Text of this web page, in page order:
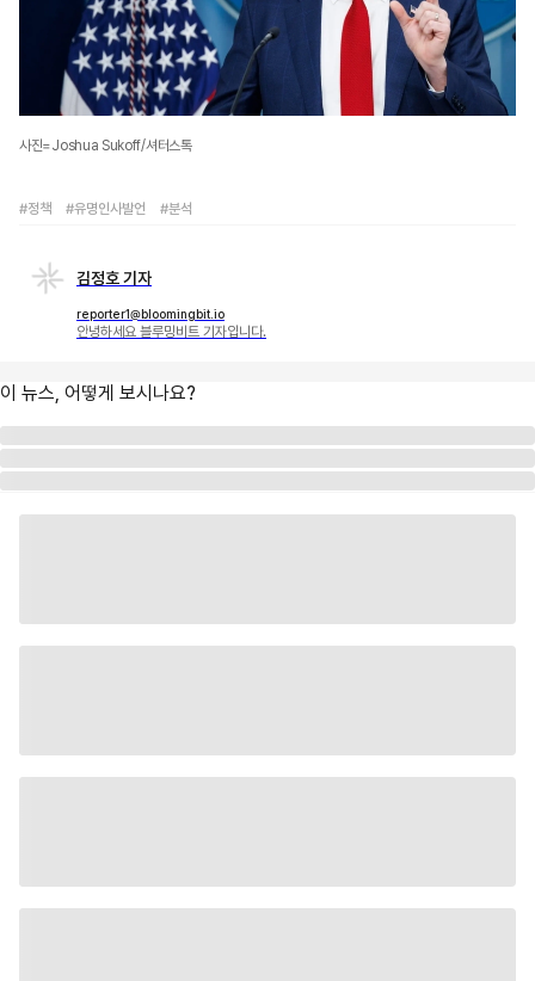
사진=Joshua Sukoff/셔터스톡
#정책 #유명인사발언 #분석
김정호 기자
reporter1@bloomingbit.io
안녕하세요 블루밍비트 기자입니다.
이 뉴스, 어떻게 보시나요?